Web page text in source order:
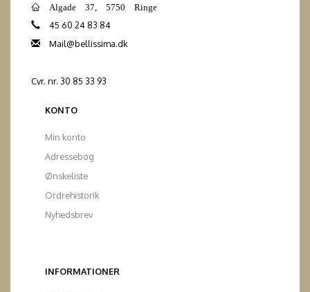
Algade 37, 5750 Ringe
45 60 24 83 84
Mail@bellissima.dk
Cvr. nr. 30 85 33 93
KONTO
Min konto
Adressebog
Ønskeliste
Ordrehistorik
Nyhedsbrev
INFORMATIONER